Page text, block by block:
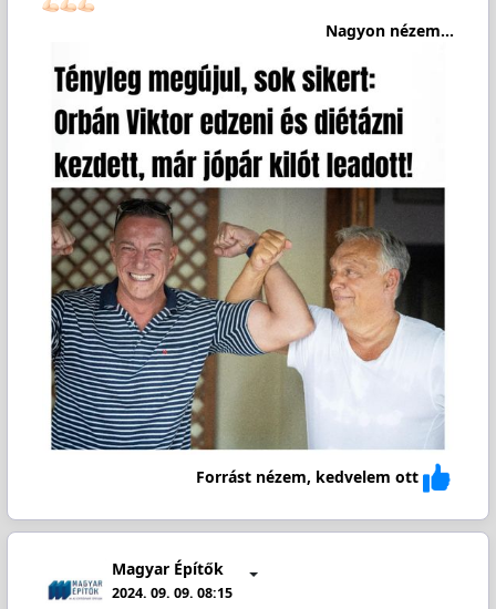
Nagyon nézem...
Forrást nézem, kedvelem ott
Magyar Építők
2024. 09. 09. 08:15